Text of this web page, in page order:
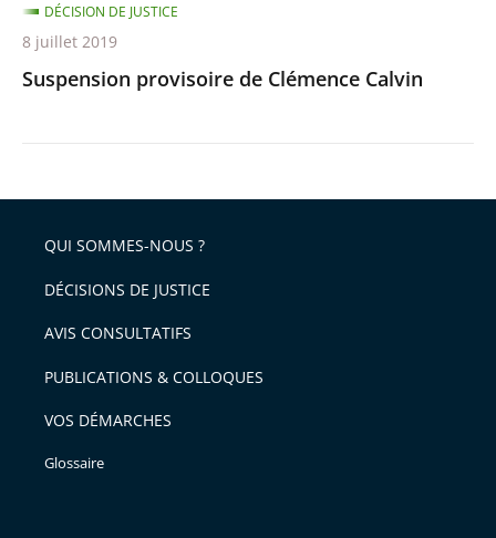
Suspension provisoire de Clémence Calvin
DÉCISION DE JUSTICE
8 juillet 2019
QUI SOMMES-NOUS ?
DÉCISIONS DE JUSTICE
AVIS CONSULTATIFS
PUBLICATIONS & COLLOQUES
VOS DÉMARCHES
Glossaire